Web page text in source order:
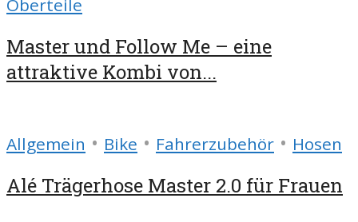
Oberteile
Master und Follow Me – eine
attraktive Kombi von...
Allgemein • Bike • Fahrerzubehör • Hosen
Alé Trägerhose Master 2.0 für Frauen